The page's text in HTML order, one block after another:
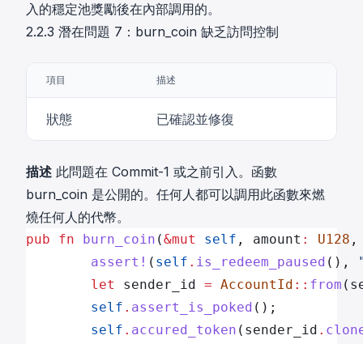
入的穩定池獎勵後在內部調用的。
2.2.3 潛在問題 7：burn_coin 缺乏訪問控制
項目 描述
狀態 已確認並修復
描述 此問題在 Commit-1 或之前引入。函數
burn_coin 是公開的。任何人都可以調用此函數來燃
燒任何人的代幣。
pub fn burn_coin (&mut self , amount : U128 ,
        assert!
( self . is_redeem_paused (),
        let
sender_id = AccountId :: from
        self
. assert_is_poked ();
        self
. accured_token (sender_id .